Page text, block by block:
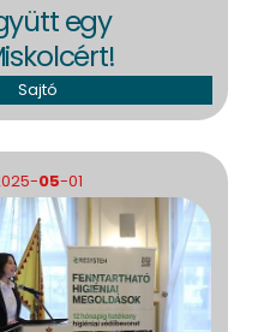
egy
Sajtó
05-01